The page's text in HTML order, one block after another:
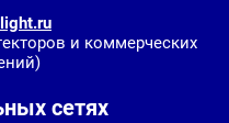
и коммерческих
сетях